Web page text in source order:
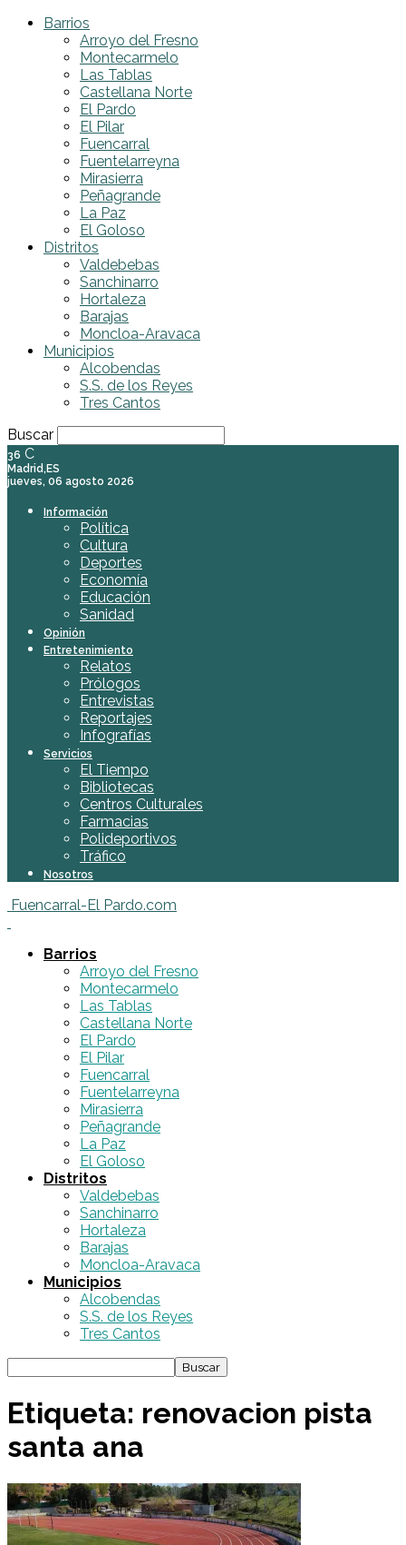
Barrios
Arroyo del Fresno
Montecarmelo
Las Tablas
Castellana Norte
El Pardo
El Pilar
Fuencarral
Fuentelarreyna
Mirasierra
Peñagrande
La Paz
El Goloso
Distritos
Valdebebas
Sanchinarro
Hortaleza
Barajas
Moncloa-Aravaca
Municipios
Alcobendas
S.S. de los Reyes
Tres Cantos
Buscar
36 C
Madrid,ES
jueves, 06 agosto 2026
Información
Política
Cultura
Deportes
Economía
Educación
Sanidad
Opinión
Entretenimiento
Relatos
Prólogos
Entrevistas
Reportajes
Infografías
Servicios
El Tiempo
Bibliotecas
Centros Culturales
Farmacias
Polideportivos
Tráfico
Nosotros
Fuencarral-El Pardo.com
Barrios
Arroyo del Fresno
Montecarmelo
Las Tablas
Castellana Norte
El Pardo
El Pilar
Fuencarral
Fuentelarreyna
Mirasierra
Peñagrande
La Paz
El Goloso
Distritos
Valdebebas
Sanchinarro
Hortaleza
Barajas
Moncloa-Aravaca
Municipios
Alcobendas
S.S. de los Reyes
Tres Cantos
Etiqueta: renovacion pista
santa ana